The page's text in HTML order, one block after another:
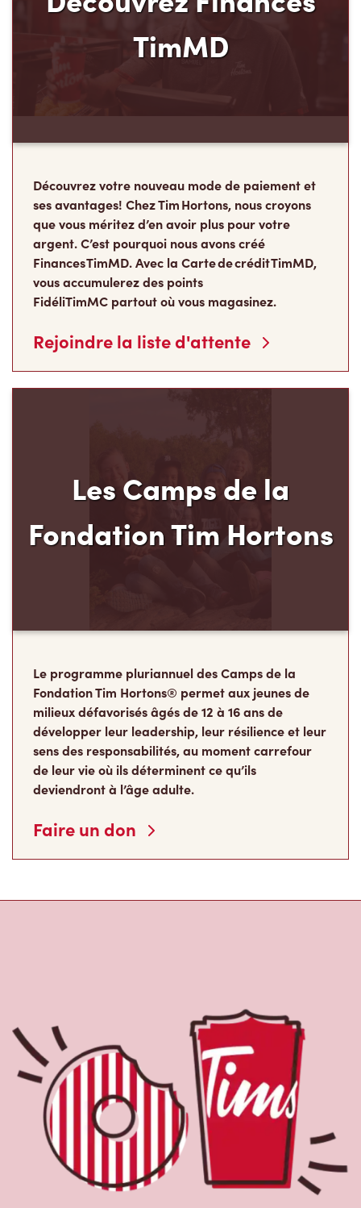
TimMD
ses avantages! Chez Tim Hortons, nous croyons
que vous méritez d’en avoir plus pour votre
argent. C’est pourquoi nous avons créé
Finances TimMD. Avec la Carte de crédit TimMD,
vous accumulerez des points
FidéliTimMC partout où vous magasinez.
Rejoindre la liste d'attente
Fondation Tim Hortons
Fondation Tim Hortons® permet aux jeunes de
milieux défavorisés âgés de 12 à 16 ans de
développer leur leadership, leur résilience et leur
sens des responsabilités, au moment carrefour
de leur vie où ils déterminent ce qu’ils
deviendront à l’âge adulte.
Faire un don